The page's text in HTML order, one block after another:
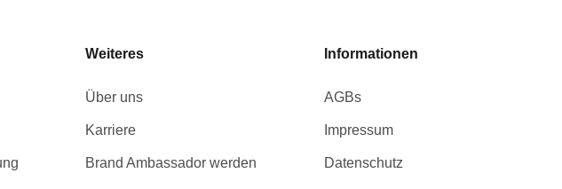
Weiteres
Über uns
Karriere
Brand Ambassador werden
Informationen
AGBs
Impressum
Datenschutz